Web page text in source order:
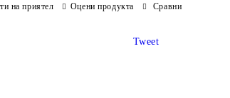
на приятел Оцени продукта Сравни
Tweet